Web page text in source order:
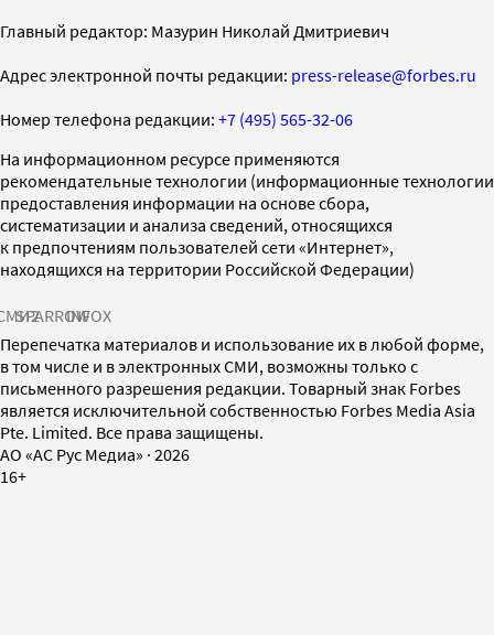
Главный редактор: Мазурин Николай Дмитриевич
Адрес электронной почты редакции: press-release@forbes.ru
Номер телефона редакции: +7 (495) 565-32-06
На информационном ресурсе применяются
рекомендательные технологии (информационные технологии
предоставления информации на основе сбора,
систематизации и анализа сведений, относящихся
к предпочтениям пользователей сети «Интернет»,
находящихся на территории Российской Федерации)
SPARROWINFOX
Перепечатка материалов и использование их в любой форме,
в том числе и в электронных СМИ, возможны только с
письменного разрешения редакции. Товарный знак Forbes
является исключительной собственностью Forbes Media Asia
Pte. Limited. Все права защищены.
AO «АС Рус Медиа» · 2026
16+